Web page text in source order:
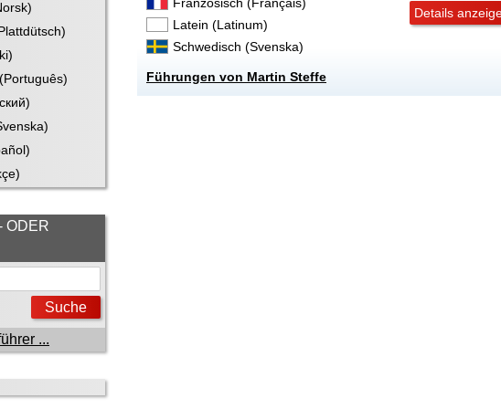
Latein (Latinum)
Schwedisch (Svenska)
Details
Führungen von Martin Steffe
ODER
...